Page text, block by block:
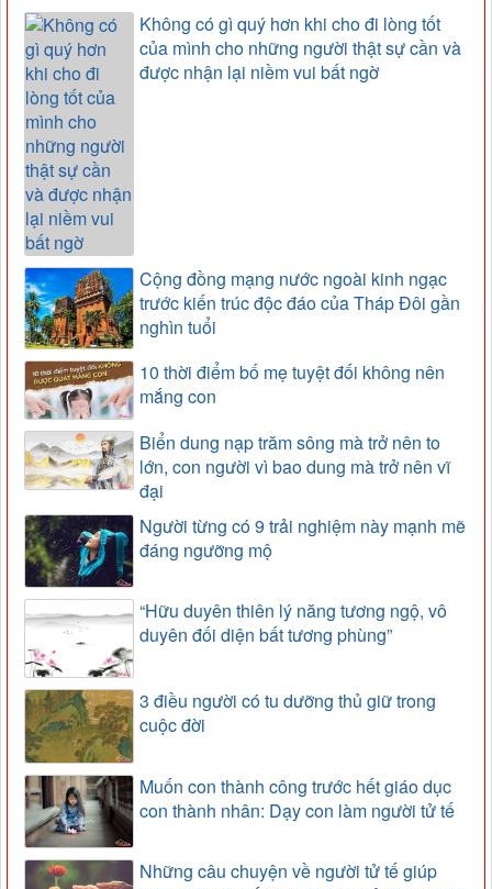
Không có gì quý hơn khi cho đi lòng tốt
của mình cho những người thật sự cần và
được nhận lại niềm vui bất ngờ
Cộng đồng mạng nước ngoài kinh ngạc
trước kiến trúc độc đáo của Tháp Đôi gần
nghìn tuổi
10 thời điểm bố mẹ tuyệt đối không nên
mắng con
Biển dung nạp trăm sông mà trở nên to
lớn, con người vì bao dung mà trở nên vĩ
đại
Người từng có 9 trải nghiệm này mạnh mẽ
đáng ngưỡng mộ
“Hữu duyên thiên lý năng tương ngộ, vô
duyên đối diện bất tương phùng”
3 điều người có tu dưỡng thủ giữ trong
cuộc đời
Muốn con thành công trước hết giáo dục
con thành nhân: Dạy con làm người tử tế
Những câu chuyện về người tử tế giúp